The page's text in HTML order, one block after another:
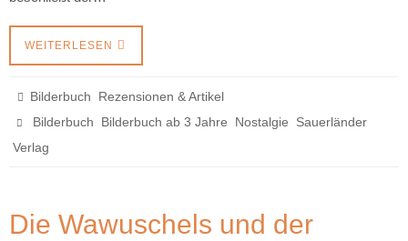
WEITERLESEN
Bilderbuch
Rezensionen & Artikel
Bilderbuch
Bilderbuch ab 3 Jahre Nostalgie
Sauerländer
Verlag
Die Wawuschels und der